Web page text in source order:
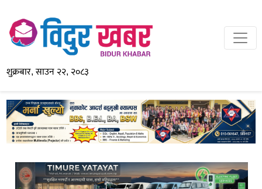
शुक्रबार, साउन २२, २०८३